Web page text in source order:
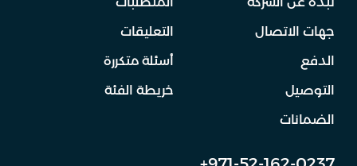
جهات الاتصال
الدفع
التوصيل
الضمانات
التعليقات
أسئلة متكررة
خريطة الفئة